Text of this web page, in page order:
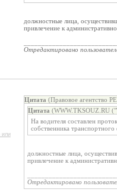
должностные лица,
привлечение к
Отредактировано
или
Цитата (Правовое агентство
Цитата (WWW.TKSOUZ.RU
На водителя составлен
собственника транспортного
должностные лица,
привлечение к
Отредактировано